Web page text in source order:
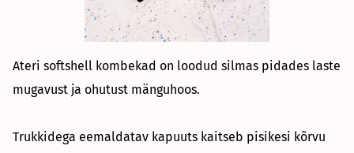
Ateri softshell kombekad on loodud silmas pidades laste
mugavust ja ohutust mänguhoos.
Trukkidega eemaldatav kapuuts kaitseb pisikesi kõrvu